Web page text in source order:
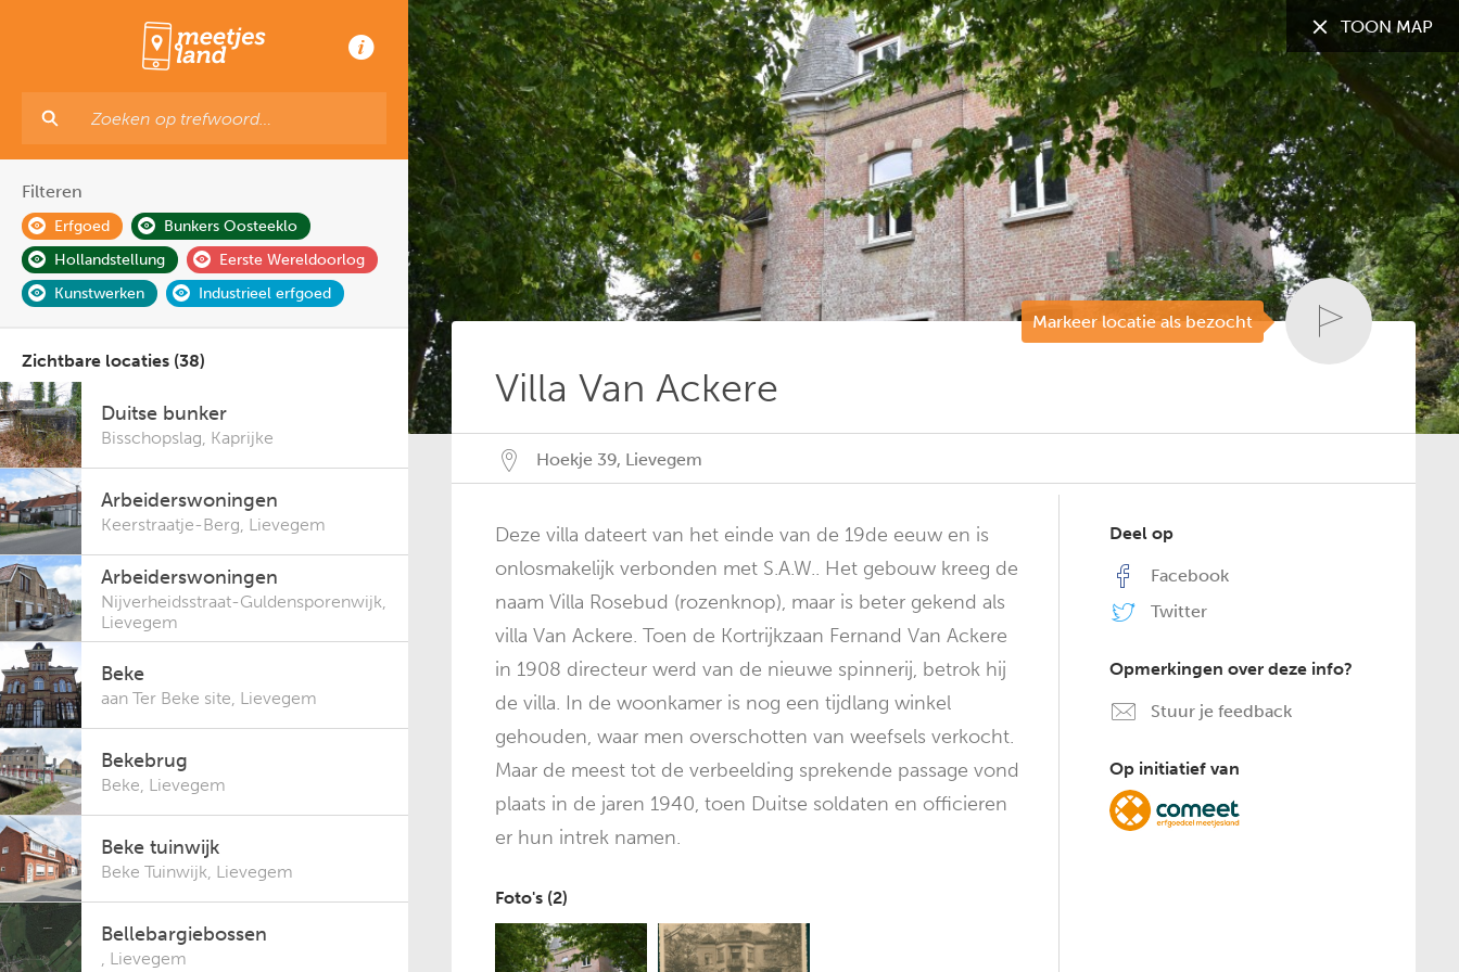
TOON: Alle gemeenten
Markeer locatie als bezocht
Villa Van Ackere
Hoekje 39, Lievegem
Deze villa dateert van het einde van de 19de eeuw en is
onlosmakelijk verbonden met S.A.W.. Het gebouw kreeg de
naam Villa Rosebud (rozenknop), maar is beter gekend als
villa Van Ackere. Toen de Kortrijkzaan Fernand Van Ackere
in 1908 directeur werd van de nieuwe spinnerij, betrok hij
de villa. In de woonkamer is nog een tijdlang winkel
gehouden, waar men overschotten van weefsels verkocht.
Maar de meest tot de verbeelding sprekende passage vond
plaats in de jaren 1940, toen Duitse soldaten en officieren
er hun intrek namen.
Foto's (2)
Deel op
Facebook
Twitter
Opmerkingen over deze info?
Stuur je feedback
Op initiatief van
TOON MAP
Filteren
Erfgoed
Bunkers Oosteeklo
Hollandstellung
Eerste Wereldoorlog
Kunstwerken
Industrieel erfgoed
Zichtbare locaties (38)
Duitse bunker
Bisschopslag, Kaprijke
Arbeiderswoningen
Keerstraatje-Berg, Lievegem
Arbeiderswoningen
Nijverheidsstraat-Guldensporenwijk
Lievegem
Beke
aan Ter Beke site, Lievegem
Bekebrug
Beke, Lievegem
Beke tuinwijk
Beke Tuinwijk, Lievegem
Bellebargiebossen
, Lievegem